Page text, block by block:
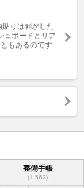
りは剥がした
ュボードとリア
もあるのです
整備手帳
(1,562)